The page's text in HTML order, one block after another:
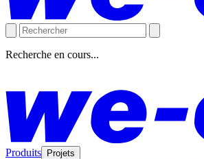
Recherche en cours...
Produits Projets